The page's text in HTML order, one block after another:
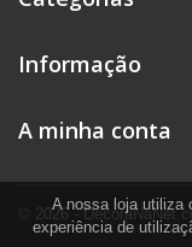
Informação
© 2026 -
A minha conta
A nossa loja utiliza
experiência de